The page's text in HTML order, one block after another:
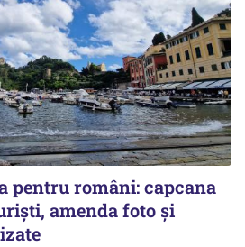
pentru români: capcana
amenda foto și